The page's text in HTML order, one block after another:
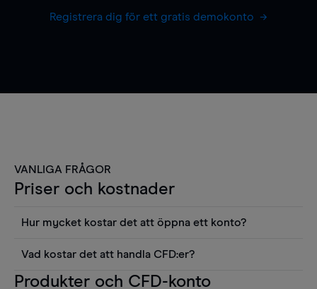
Registrera dig för ett gratis demokonto
VANLIGA FRÅGOR
Priser och kostnader
Hur mycket kostar det att öppna ett konto?
använda sådana verktyg som diagram, Reuters
Vad kostar det att handla CFD:er?
Det är en rad kostnader att tänka på när man
Produkter och CFD-konto